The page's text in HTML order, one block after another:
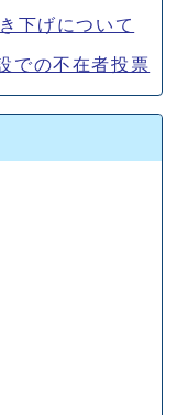
下げについて
での不在者投票